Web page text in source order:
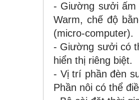
- Giường sưởi ấm
Warm, chế độ
(micro-computer).
- Giường sưởi có
hiển thị riêng biệt.
- Vị trí phần đèn
Phần nôi có thể